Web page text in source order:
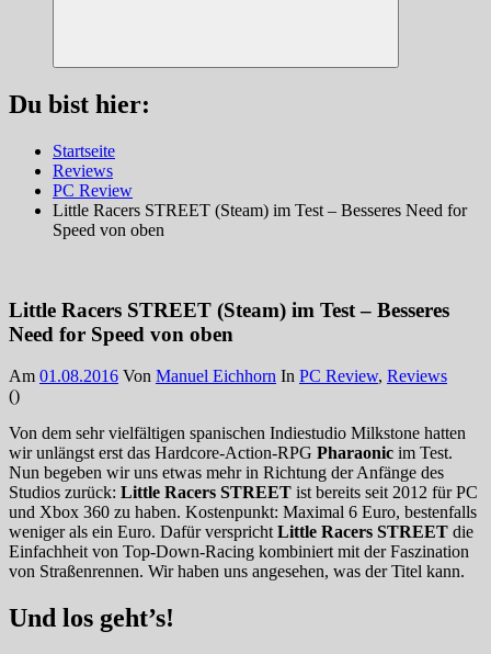
Suchen
Du bist hier:
Startseite
Reviews
PC Review
Little Racers STREET (Steam) im Test – Besseres Need for
Speed von oben
Little Racers STREET (Steam) im Test – Besseres
Need for Speed von oben
Am 01.08.2016 Von Manuel Eichhorn In PC Review, Reviews
()
Von dem sehr vielfältigen spanischen Indiestudio Milkstone hatten
wir unlängst erst das Hardcore-Action-RPG Pharaonic im Test.
Nun begeben wir uns etwas mehr in Richtung der Anfänge des
Studios zurück: Little Racers STREET ist bereits seit 2012 für PC
und Xbox 360 zu haben. Kostenpunkt: Maximal 6 Euro, bestenfalls
weniger als ein Euro. Dafür verspricht Little Racers STREET die
Einfachheit von Top-Down-Racing kombiniert mit der Faszination
von Straßenrennen. Wir haben uns angesehen, was der Titel kann.
Und los geht’s!